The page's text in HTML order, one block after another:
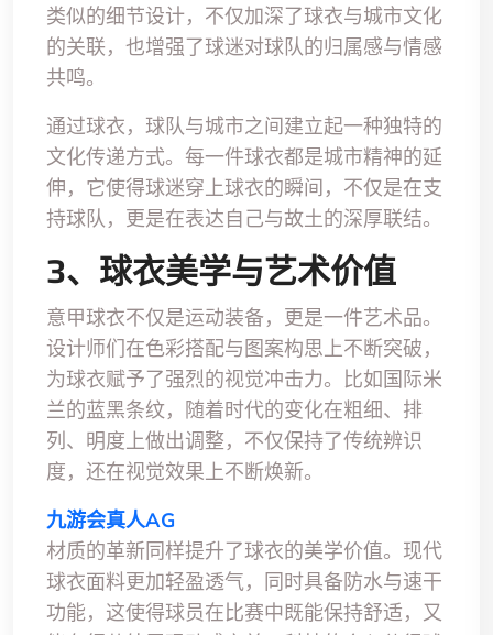
类似的细节设计，不仅加深了球衣与城市文化
的关联，也增强了球迷对球队的归属感与情感
共鸣。
通过球衣，球队与城市之间建立起一种独特的
文化传递方式。每一件球衣都是城市精神的延
伸，它使得球迷穿上球衣的瞬间，不仅是在支
持球队，更是在表达自己与故土的深厚联结。
3、球衣美学与艺术价值
意甲球衣不仅是运动装备，更是一件艺术品。
设计师们在色彩搭配与图案构思上不断突破，
为球衣赋予了强烈的视觉冲击力。比如国际米
兰的蓝黑条纹，随着时代的变化在粗细、排
列、明度上做出调整，不仅保持了传统辨识
度，还在视觉效果上不断焕新。
九游会真人AG
材质的革新同样提升了球衣的美学价值。现代
球衣面料更加轻盈透气，同时具备防水与速干
功能，这使得球员在比赛中既能保持舒适，又